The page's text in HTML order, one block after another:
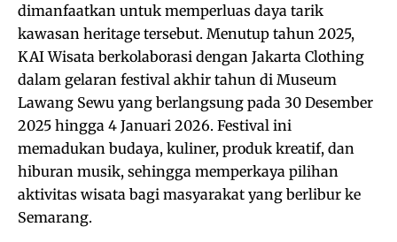
dimanfaatkan untuk memperluas daya tarik
kawasan heritage tersebut. Menutup tahun 2025,
KAI Wisata berkolaborasi dengan Jakarta Clothing
dalam gelaran festival akhir tahun di Museum
Lawang Sewu yang berlangsung pada 30 Desember
2025 hingga 4 Januari 2026. Festival ini
memadukan budaya, kuliner, produk kreatif, dan
hiburan musik, sehingga memperkaya pilihan
aktivitas wisata bagi masyarakat yang berlibur ke
Semarang.